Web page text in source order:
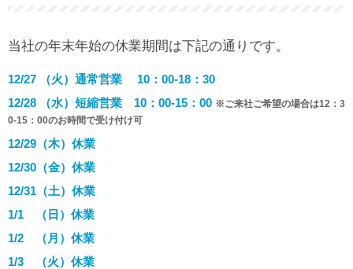
当社の年末年始の休業期間は下記の通りです。
12/27 （火）通常営業 10：00-18：30
12/28 （水）短縮営業 10：00-15：00 ※ご来社ご希望の場合は12：3
0-15：00のお時間で受け付け可
12/29（木）休業
12/30（金）休業
12/31（土）休業
1/1 （日）休業
1/2 （月）休業
1/3 （火）休業